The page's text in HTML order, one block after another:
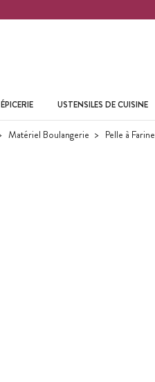
ÉPICERIE USTENSILES DE CUISINE
Matériel Boulangerie Pelle à Farine